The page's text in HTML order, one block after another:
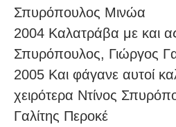
Σπυρόπουλος Μινώα
2004 Καλατράβα με και
Σπυρόπουλος, Γιώργος
2005 Και φάγανε αυτοί
χειρότερα Ντίνος
Γαλίτης Περοκέ